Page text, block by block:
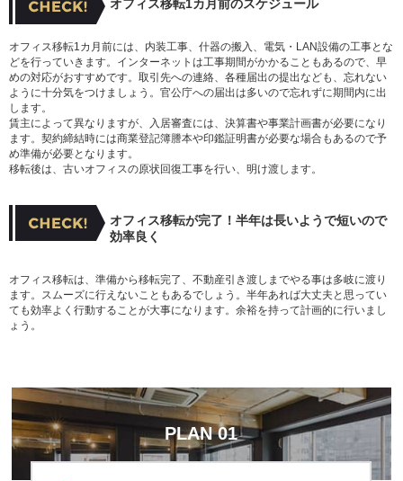
オフィス移転1カ月前のスケジュール
オフィス移転1カ月前には、内装工事、什器の搬入、電気・LAN設備の工事とな
どを行っていきます。インターネットは工事期間がかかることもあるので、早
めの対応がおすすめです。取引先への連絡、各種届出の提出なども、忘れない
ように十分気をつけましょう。官公庁への届出は多いので忘れずに期間内に出
します。
賃主によって異なりますが、入居審査には、決算書や事業計画書が必要になり
ます。契約締結時には商業登記簿謄本や印鑑証明書が必要な場合もあるので予
め準備が必要となります。
移転後は、古いオフィスの原状回復工事を行い、明け渡します。
オフィス移転が完了！半年は長いようで短いので
効率良く
オフィス移転は、準備から移転完了、不動産引き渡しまでやる事は多岐に渡り
ます。スムーズに行えないこともあるでしょう。半年あれば大丈夫と思ってい
ても効率よく行動することが大事になります。余裕を持って計画的に行いまし
ょう。
PLAN 01